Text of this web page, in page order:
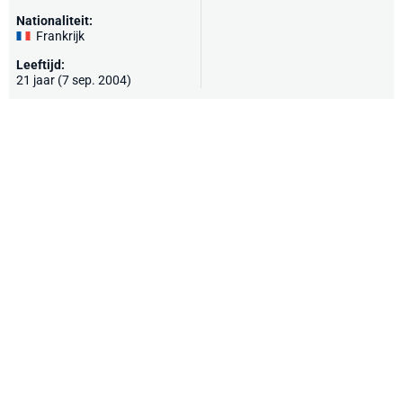
Nationaliteit:
Frankrijk
Leeftijd:
21 jaar (7 sep. 2004)